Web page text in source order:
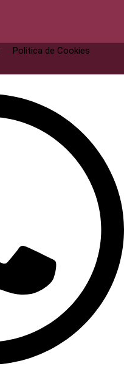
Politica de Cookies